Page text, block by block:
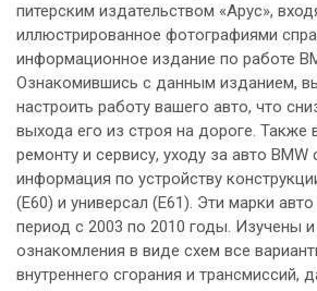
питерским издательством «Арус»,
иллюстрированное фотографиями
информационное издание по работе
Ознакомившись с данным изданием,
настроить работу вашего авто, что
выхода его из строя на дороге. Также
ремонту и сервису, уходу за авто BMW
информация по устройству
(E60) и универсал (E61). Эти марки
период с 2003 по 2010 годы. Изучены
ознакомления в виде схем все
внутреннего сгорания и трансмиссий,